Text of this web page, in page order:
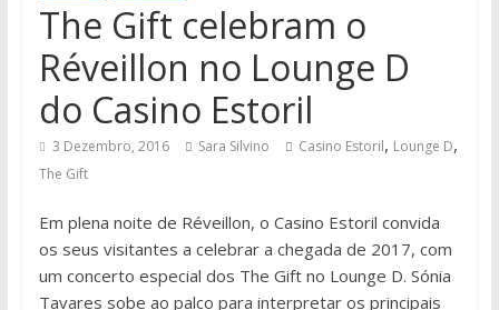
The Gift celebram o
Réveillon no Lounge D
do Casino Estoril
3 Dezembro, 2016 Sara Silvino Casino Estoril, Lounge D,
The Gift
Em plena noite de Réveillon, o Casino Estoril convida
os seus visitantes a celebrar a chegada de 2017, com
um concerto especial dos The Gift no Lounge D. Sónia
Tavares sobe ao palco para interpretar os principais